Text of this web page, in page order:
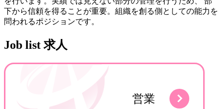
下から信頼を得ることが重要。組織を創る側としての能力を
問われるポジションです。
Job list求人